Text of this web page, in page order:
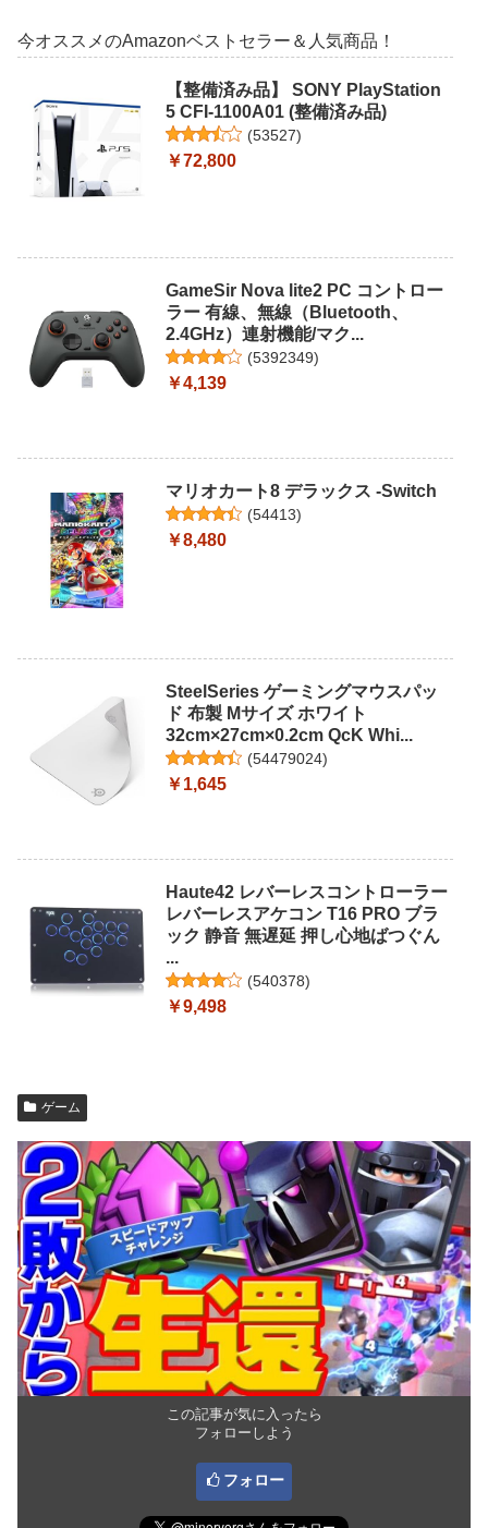
今オススメのAmazonベストセラー＆人気商品！
【整備済み品】 SONY PlayStation
5 CFI-1100A01 (整備済み品)
(53527)
￥72,800
GameSir Nova lite2 PC コントロー
ラー 有線、無線（Bluetooth、
2.4GHz）連射機能/マク...
(5392349)
￥4,139
マリオカート8 デラックス -Switch
(54413)
￥8,480
SteelSeries ゲーミングマウスパッ
ド 布製 Mサイズ ホワイト
32cm×27cm×0.2cm QcK Whi...
(54479024)
￥1,645
Haute42 レバーレスコントローラー
レバーレスアケコン T16 PRO ブラ
ック 静音 無遅延 押し心地ばつぐん
...
(540378)
￥9,498
ゲーム
この記事が気に入ったら
フォローしよう
フォロー